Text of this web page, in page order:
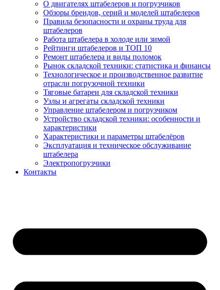
О двигателях штабелеров и погрузчиков
Обзоры брендов, серий и моделей штабелеров
Правила безопасности и охраны труда для
штабелеров
Работа штабелера в холоде или зимой
Рейтинги штабелеров и ТОП 10
Ремонт штабелера и виды поломок
Рынок складской техники: статистика и финансы
Технологическое и производственное развитие
отрасли погрузочной техники
Тяговые батареи для складской техники
Узлы и агрегаты складской техники
Управление штабелером и погрузчиком
Устройство складской техники: особенности и
характеристики
Характеристики и параметры штабелёров
Эксплуатация и техническое обслуживание
штабелера
Электропогрузчики
Контакты